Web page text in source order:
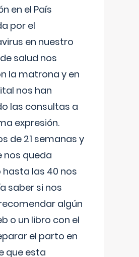
en el País
por el
en nuestro
salud nos
la matrona y en
nos han
las consultas a
expresión.
de 21 semanas y
nos queda
las 40 nos
saber si nos
algún
o un libro con el
el parto en
que esta